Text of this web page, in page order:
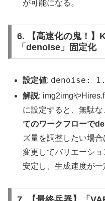
が可能になる。
6. 【高速化の鬼！】
「denoise」固定化
設定値: denoise:
解説: img2imgや
に設定すると、無駄
てのワークフローで
ズ量を調整したい場
変更してバリエーシ
安定し、生成速度が一